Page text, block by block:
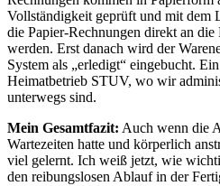
Vollständigkeit geprüft und mit dem
die Papier-Rechnungen direkt an
werden. Erst danach wird der
System als „erledigt“ eingebucht.
Heimatbetrieb STUV, wo wir
unterwegs sind.
Mein Gesamtfazit: Auch wenn die
Wartezeiten hatte und körperlich
viel gelernt. Ich weiß jetzt, wie
den reibungslosen Ablauf in der